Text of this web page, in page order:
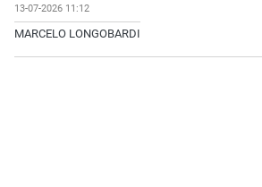
13-07-2026 11:12
MARCELO LONGOBARDI